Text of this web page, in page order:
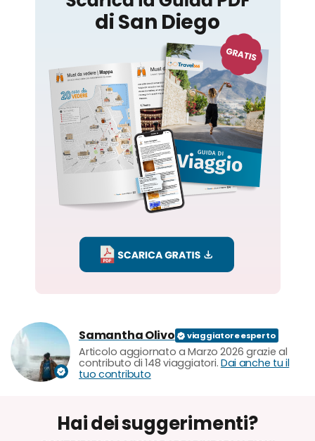
San Diego
Samantha Olivo
Articolo aggiornato a Marzo 2026 grazie al
contributo di 148 viaggiatori. Dai anche tu il
tuo contributo
Hai dei suggerimenti?